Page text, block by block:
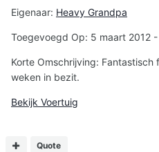
Eigenaar: Heavy Grandpa
Toegevoegd Op: 5 maart 2012
Korte Omschrijving: Fantastisch
weken in bezit.
Bekijk Voertuig
Quote